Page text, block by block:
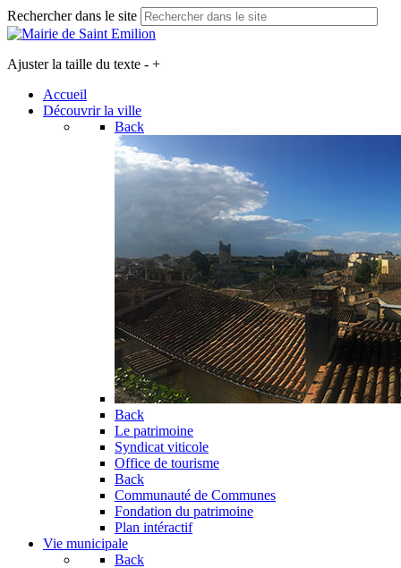
Rechercher dans le site
Ajuster la taille du texte - +
Accueil
Découvrir la ville
Back
Back
Le patrimoine
Syndicat viticole
Office de tourisme
Back
Communauté de Communes
Fondation du patrimoine
Plan intéractif
Vie municipale
Back